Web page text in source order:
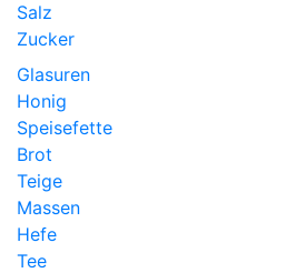
Salz
Zucker
Glasuren
Honig
Speisefette
Brot
Teige
Massen
Hefe
Tee